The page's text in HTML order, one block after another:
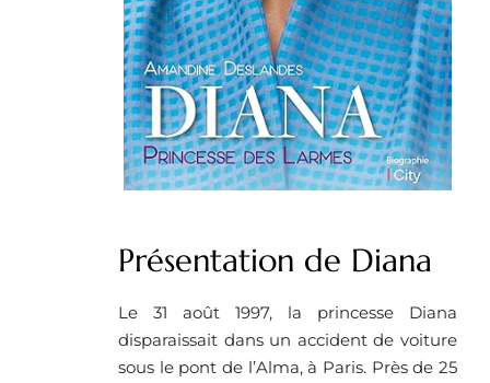
Présentation de Diana
Le 31 août 1997, la princesse Diana
disparaissait dans un accident de voiture
sous le pont de l’Alma, à Paris. Près de 25